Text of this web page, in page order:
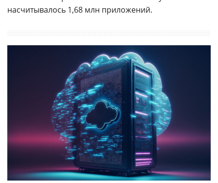
насчитывалось 1,68 млн приложений.